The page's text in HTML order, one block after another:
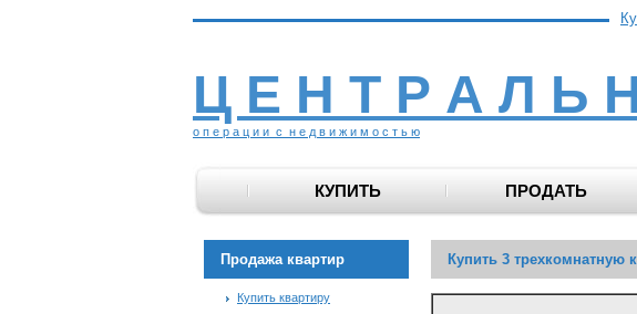
Ц Е Н Т Р А Л Ь
о п е р а ц и и с н е д в и ж и м о с т ь ю
КУПИТЬ ПРОДАТЬ
Продажа квартир
Купить квартиру
Купить 3 трехкомнатную